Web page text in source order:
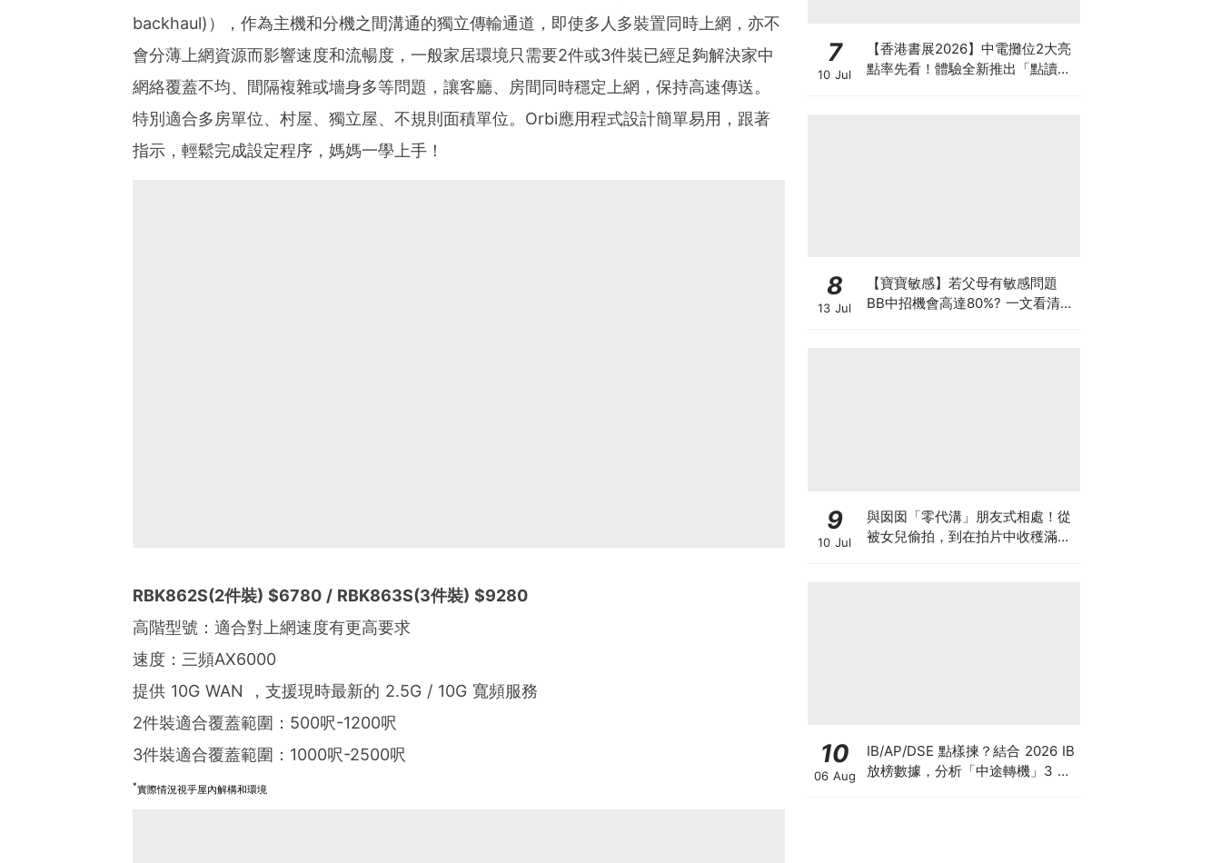
backhaul)），作為主機和分機之間溝通的獨立傳輸通道，即使多人多裝置同時上網，亦不
會分薄上網資源而影響速度和流暢度，一般家居環境只需要2件或3件裝已經足夠解決家中
網絡覆蓋不均、間隔複雜或墻身多等問題，讓客廳、房間同時穩定上網，保持高速傳送。
特別適合多房單位、村屋、獨立屋、不規則面積單位。Orbi應用程式設計簡單易用，跟著
指示，輕鬆完成設定程序，媽媽一學上手！
RBK862S(2件裝) $6780 / RBK863S(3件裝) $9280
高階型號：適合對上網速度有更高要求
速度：三頻AX6000
提供 10G WAN ，支援現時最新的 2.5G / 10G 寬頻服務
2件裝適合覆蓋範圍：500呎-1200呎
3件裝適合覆蓋範圍：1000呎-2500呎
*實際情況視乎屋內解構和環境
7
10 Jul
【香港書展2026】中電攤位2大亮
點率先看！體驗全新推出「點讀故
8
13 Jul
【寶寶敏感】若父母有敏感問題
BB中招機會高達80%? 一文看清預
9
10 Jul
與囡囡「零代溝」朋友式相處！從
被女兒偷拍，到在拍片中收穫滿足
10
06 Aug
IB/AP/DSE 點樣揀？結合 2026 IB
放榜數據，分析「中途轉機」3 大